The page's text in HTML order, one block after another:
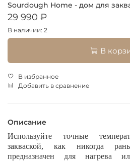
Sourdough Home - дом для
29 990 ₽
В наличии: 2
В
В избранное
Добавить в сравнение
Описание
Используйте точные
закваской, как никогда
предназначен для нагрева